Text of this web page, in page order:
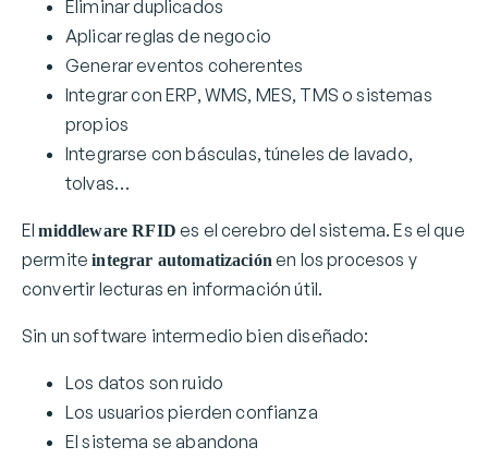
Eliminar duplicados
Aplicar reglas de negocio
Generar eventos coherentes
Integrar con ERP, WMS, MES, TMS o sistemas
propios
Integrarse con básculas, túneles de lavado,
tolvas…
Elmiddleware RFID es el cerebro del sistema. Es el que
permiteintegrar automatización en los procesos y
convertir lecturas en información útil.
Sin un software intermedio bien diseñado:
Los datos son ruido
Los usuarios pierden confianza
El sistema se abandona